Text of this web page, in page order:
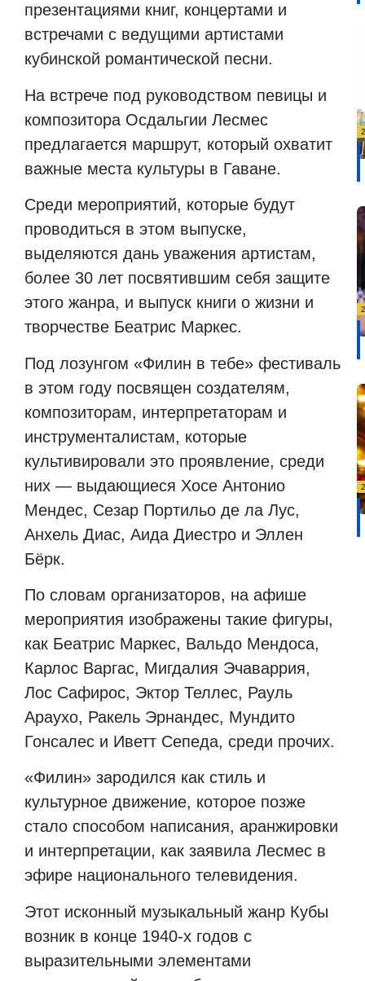
презентациями книг, концертами и
встречами с ведущими артистами
кубинской романтической песни.
На встрече под руководством певицы и
композитора Осдальгии Лесмес
предлагается маршрут, который охватит
важные места культуры в Гаване.
Среди мероприятий, которые будут
проводиться в этом выпуске,
выделяются дань уважения артистам,
более 30 лет посвятившим себя защите
этого жанра, и выпуск книги о жизни и
творчестве Беатрис Маркес.
Под лозунгом «Филин в тебе» фестиваль
в этом году посвящен создателям,
композиторам, интерпретаторам и
инструменталистам, которые
культивировали это проявление, среди
них — выдающиеся Хосе Антонио
Мендес, Сезар Портильо де ла Лус,
Анхель Диас, Аида Диестро и Эллен
Бёрк.
По словам организаторов, на афише
мероприятия изображены такие фигуры,
как Беатрис Маркес, Вальдо Мендоса,
Карлос Варгас, Мигдалия Эчаваррия,
Лос Сафирос, Эктор Теллес, Рауль
Араухо, Ракель Эрнандес, Мундито
Гонсалес и Иветт Сепеда, среди прочих.
«Филин» зародился как стиль и
культурное движение, которое позже
стало способом написания, аранжировки
и интерпретации, как заявила Лесмес в
эфире национального телевидения.
Этот исконный музыкальный жанр Кубы
возник в конце 1940-х годов с
выразительными элементами